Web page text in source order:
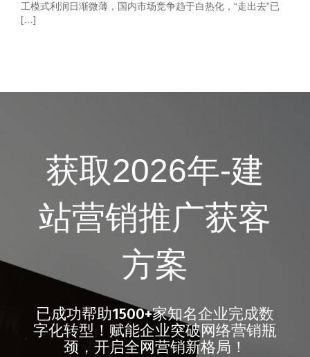
工模式利润日渐微薄，国内市场竞争趋于白热化，“走出去”已
[…]
获取2026年-建
站营销推广获客
方案
已成功帮助1500+家知名企业完成数
字化转型！赋能企业突破网络营销瓶
颈，开启全网营销新格局！